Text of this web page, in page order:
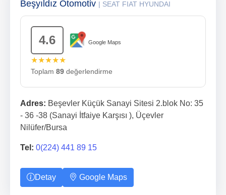
Beşyıldız Otomotiv | SEAT FIAT HYUNDAI
4.6 Google Maps
★★★★★
Toplam 89 değerlendirme
Adres: Beşevler Küçük Sanayi Sitesi 2.blok No: 35
- 36 -38 (Sanayi İtfaiye Karşısı ), Üçevler
Nilüfer/Bursa
Tel: 0(224) 441 89 15
Detay Google Maps